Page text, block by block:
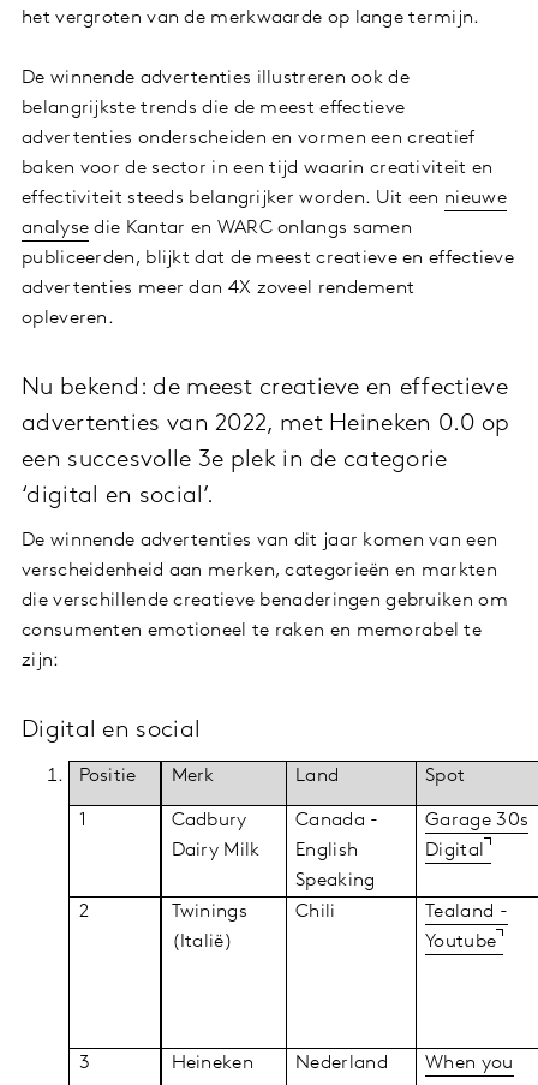
het vergroten van de merkwaarde op lange termijn.
De winnende advertenties illustreren ook de
belangrijkste trends die de meest effectieve
advertenties onderscheiden en vormen een creatief
baken voor de sector in een tijd waarin creativiteit en
effectiviteit steeds belangrijker worden. Uit een nieuwe
analyse die Kantar en WARC onlangs samen
publiceerden, blijkt dat de meest creatieve en effectieve
advertenties meer dan 4X zoveel rendement
opleveren.
Nu bekend: de meest creatieve en effectieve
advertenties van 2022, met Heineken 0.0 op
een succesvolle 3e plek in de categorie
‘digital en social’.
De winnende advertenties van dit jaar komen van een
verscheidenheid aan merken, categorieën en markten
die verschillende creatieve benaderingen gebruiken om
consumenten emotioneel te raken en memorabel te
zijn:
Digital en social
Positie Merk Land Spot
1
Cadbury
Dairy Milk
Canada -
English
Speaking
Garage 30s
Digital
2
Twinings
(Italië)
Chili
Tealand -
Youtube
3
Heineken
Nederland
When you